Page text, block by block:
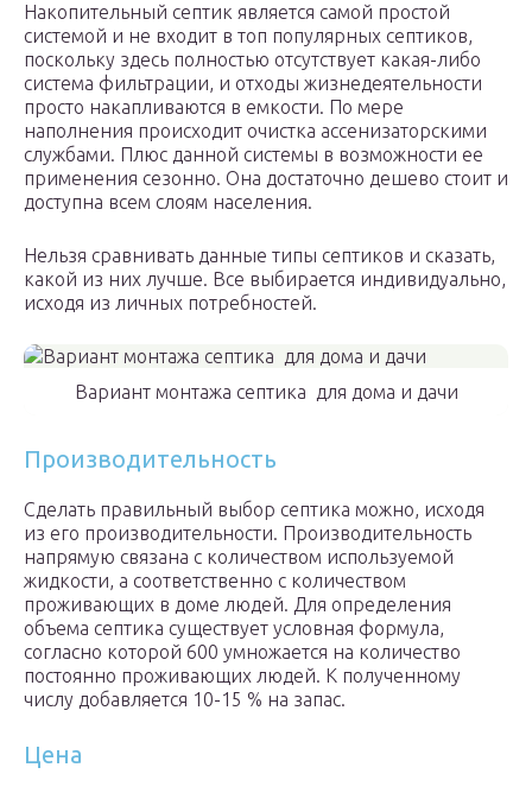
Накопительный септик является самой простой
системой и не входит в топ популярных септиков,
поскольку здесь полностью отсутствует какая-либо
система фильтрации, и отходы жизнедеятельности
просто накапливаются в емкости. По мере
наполнения происходит очистка ассенизаторскими
службами. Плюс данной системы в возможности ее
применения сезонно. Она достаточно дешево стоит и
доступна всем слоям населения.
Нельзя сравнивать данные типы септиков и сказать,
какой из них лучше. Все выбирается индивидуально,
исходя из личных потребностей.
Вариант монтажа септика для дома и дачи
Производительность
Сделать правильный выбор септика можно, исходя
из его производительности. Производительность
напрямую связана с количеством используемой
жидкости, а соответственно с количеством
проживающих в доме людей. Для определения
объема септика существует условная формула,
согласно которой 600 умножается на количество
постоянно проживающих людей. К полученному
числу добавляется 10-15 % на запас.
Цена